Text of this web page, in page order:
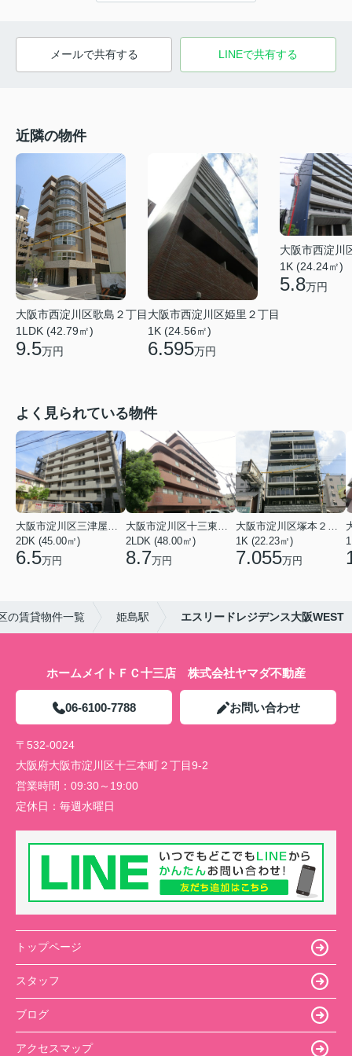
メールで共有する LINEで共有する
近隣の物件
大阪市西淀川区歌島２丁目
1LDK (42.79㎡)
9.5万円
大阪市西淀川区姫里２丁目
1K (24.56㎡)
6.595万円
大阪市西淀川
1K (24.24㎡)
5.8万円
よく見られている物件
2DK (45.00㎡)
6.5万円
2LDK (48.00㎡)
8.7万円
1K (22.23㎡)
7.055万円
の賃貸物件一覧 姫島駅 エスリードレジデンス大阪WEST
ホームメイトＦＣ十三店 株式会社ヤマダ不動産
06-6100-7788 お問い合わせ
〒532-0024
大阪府大阪市淀川区十三本町２丁目9-2
営業時間： 09:30～19:00
定休日： 毎週水曜日
トップページ
スタッフ
ブログ
アクセスマップ